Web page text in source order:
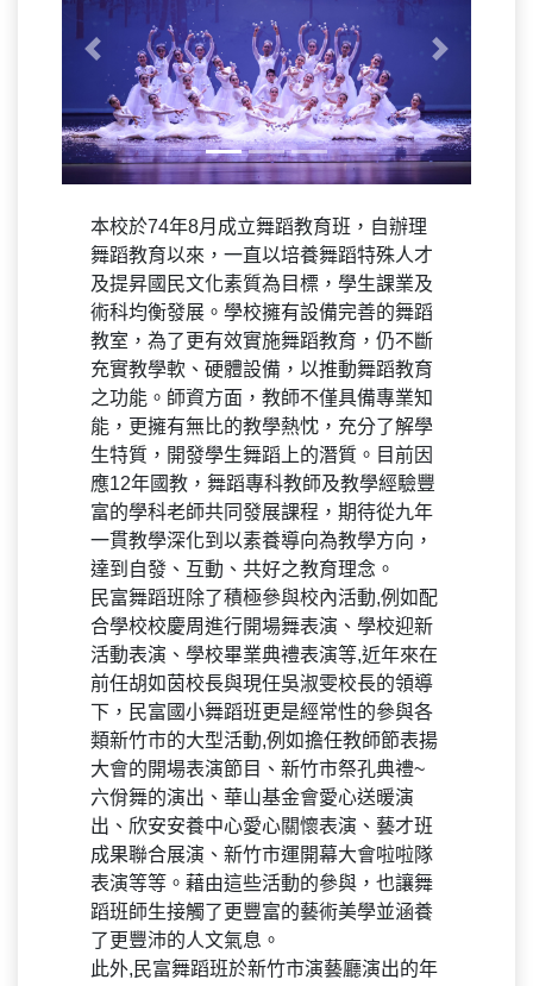
Previous Next
本校於74年8月成立舞蹈教育班，自辦理
舞蹈教育以來，一直以培養舞蹈特殊人才
及提昇國民文化素質為目標，學生課業及
術科均衡發展。學校擁有設備完善的舞蹈
教室，為了更有效實施舞蹈教育，仍不斷
充實教學軟、硬體設備，以推動舞蹈教育
之功能。師資方面，教師不僅具備專業知
能，更擁有無比的教學熱忱，充分了解學
生特質，開發學生舞蹈上的潛質。目前因
應12年國教，舞蹈專科教師及教學經驗豐
富的學科老師共同發展課程，期待從九年
一貫教學深化到以素養導向為教學方向，
達到自發、互動、共好之教育理念。
民富舞蹈班除了積極參與校內活動,例如配
合學校校慶周進行開場舞表演、學校迎新
活動表演、學校畢業典禮表演等,近年來在
前任胡如茵校長與現任吳淑雯校長的領導
下，民富國小舞蹈班更是經常性的參與各
類新竹市的大型活動,例如擔任教師節表揚
大會的開場表演節目、新竹市祭孔典禮~
六佾舞的演出、華山基金會愛心送暖演
出、欣安安養中心愛心關懷表演、藝才班
成果聯合展演、新竹市運開幕大會啦啦隊
表演等等。藉由這些活動的參與，也讓舞
蹈班師生接觸了更豐富的藝術美學並涵養
了更豐沛的人文氣息。
此外,民富舞蹈班於新竹市演藝廳演出的年